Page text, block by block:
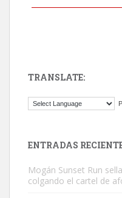
El ayuntamiento se va a
TRANSLATE:
ENTRADAS
Mogán Sunset Run
colgando el cartel de